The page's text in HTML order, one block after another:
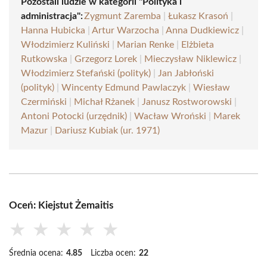
administracja":Zygmunt Zaremba Łukasz Krasoń
Hanna Hubicka
Artur Warzocha Anna Dudkiewicz
Włodzimierz Kuliński
Marian Renke
Elżbieta
Rutkowska
Grzegorz Lorek Mieczysław Niklewicz
Włodzimierz Stefański (polityk)
Jan Jabłoński
(polityk)
Wincenty Edmund Pawlaczyk
Wiesław
Czermiński
Michał Rżanek Janusz Rostworowski
Antoni Potocki (urzędnik)
Wacław Wroński
Marek
Mazur
Dariusz Kubiak (ur. 1971)
Oceń: Kiejstut Żemaitis
★ ★ ★ ★ ★
Średnia ocena: 4.85 Liczba ocen: 22